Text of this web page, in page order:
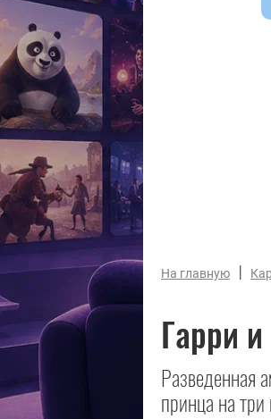
На главную |
Гарри
Разведенная
принца на